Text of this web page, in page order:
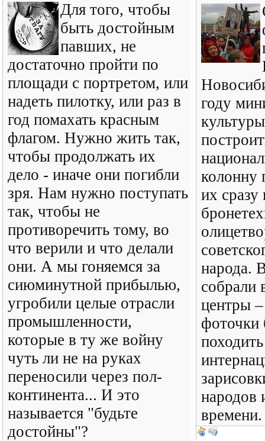
Для того, чтобы
быть достойным
павших, не
достаточно пройти по
площади с портретом, или
надеть пилотку, или раз в
год помахать красным
флагом. Нужно жить так,
чтобы продолжать их
дело - иначе они погибли
зря. Нам нужно поступать
так, чтобы не
противоречить тому, во
что верили и что делали
они. А мы гоняемся за
сиюминутной прибылью,
угробили целые отрасли
промышленности,
которые в ту же войну
чуть ли не на руках
переносили через пол-
континента... И это
называется "будьте
достойны"?
году
колонну
их сразу
народа.
собрали
центры
фоточки
народов
времени.